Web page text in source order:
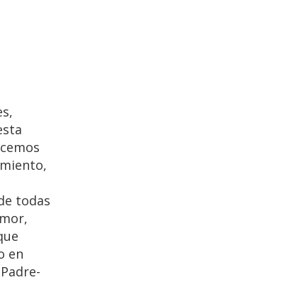
todas
en